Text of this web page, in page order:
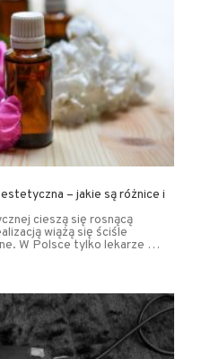
– jakie są różnice i
cieszą się rosnącą
wiążą się ściśle
W Polsce tylko lekarze …